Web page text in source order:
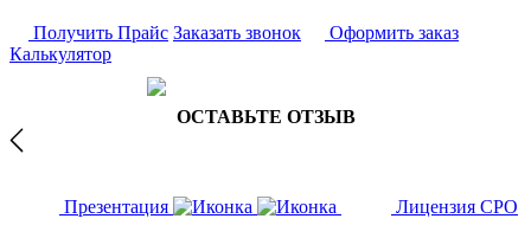
Получить Прайс Заказать звонок
Оформить заказ
Калькулятор
ОСТАВЬТЕ ОТЗЫВ
Презентация Лицензия СРО